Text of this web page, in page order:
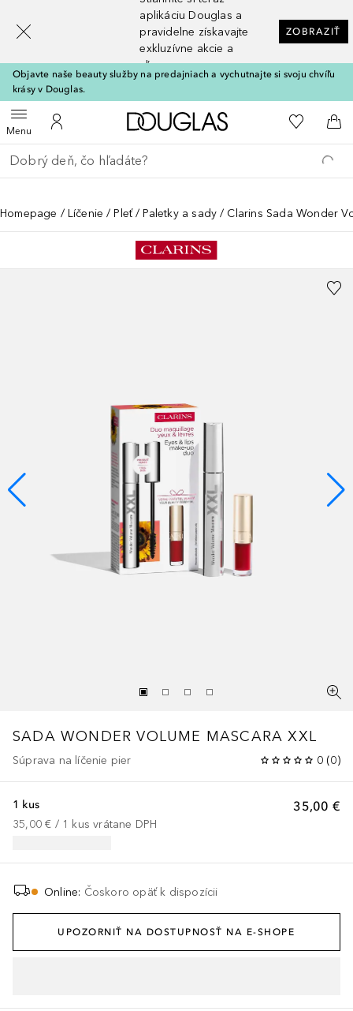
aplikáciu Douglas a
pravidelne získavajte
exkluzívne akcie a
zľavy
ZOBRAZIŤ
Objavte naše beauty služby na predajniach a vychutnajte si svoju chvíľu
krásy v Douglas.
MenuOtvoriť menuDo môjho účtu
Domov Do môjho
Do
Choď späť
Vykonajte vyhľadávanie
Homepage Líčenie Pleť Paletky a sady Clarins Sada Wonder
SADA WONDER VOLUME MASCARA XXL
Súprava na líčenie pier 0 (0)
35,00 €
1 kus
35,00 € / 1 kus vrátane DPH
Online: Čoskoro opäť k dispozícii
UPOZORNIŤ NA DOSTUPNOSŤ NA E-SHOPE
[navigation.slideout.screenreader]